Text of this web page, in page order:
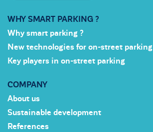
WHY SMART PARKING ?
Why smart parking ?
New technologies for on-street parking
Key players in on-street parking
COMPANY
About us
Sustainable development
References